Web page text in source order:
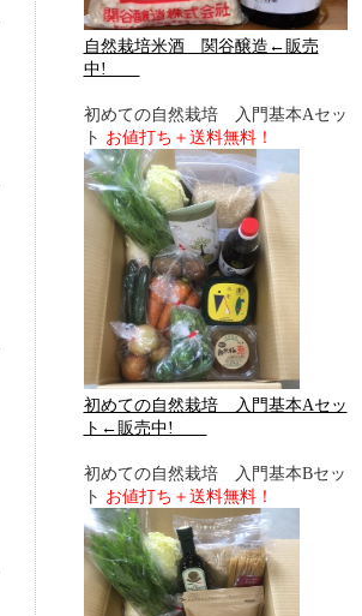
自然栽培米酒 関谷醸造←販売
中!
初めての自然栽培 入門基本Aセッ
ト お値打ち＋送料無料！
初めての自然栽培 入門基本Aセッ
ト←販売中!
初めての自然栽培 入門基本Bセッ
ト お値打ち＋送料無料！